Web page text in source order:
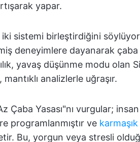
yapar.
sistemi birleştirdiğini
deneyimlere dayanarak
yavaş düşünme modu
mantıklı analizlerle uğraşır.
Çaba Yasası"nı vurgular;
programlanmıştır ve
Bu, yorgun veya stresli